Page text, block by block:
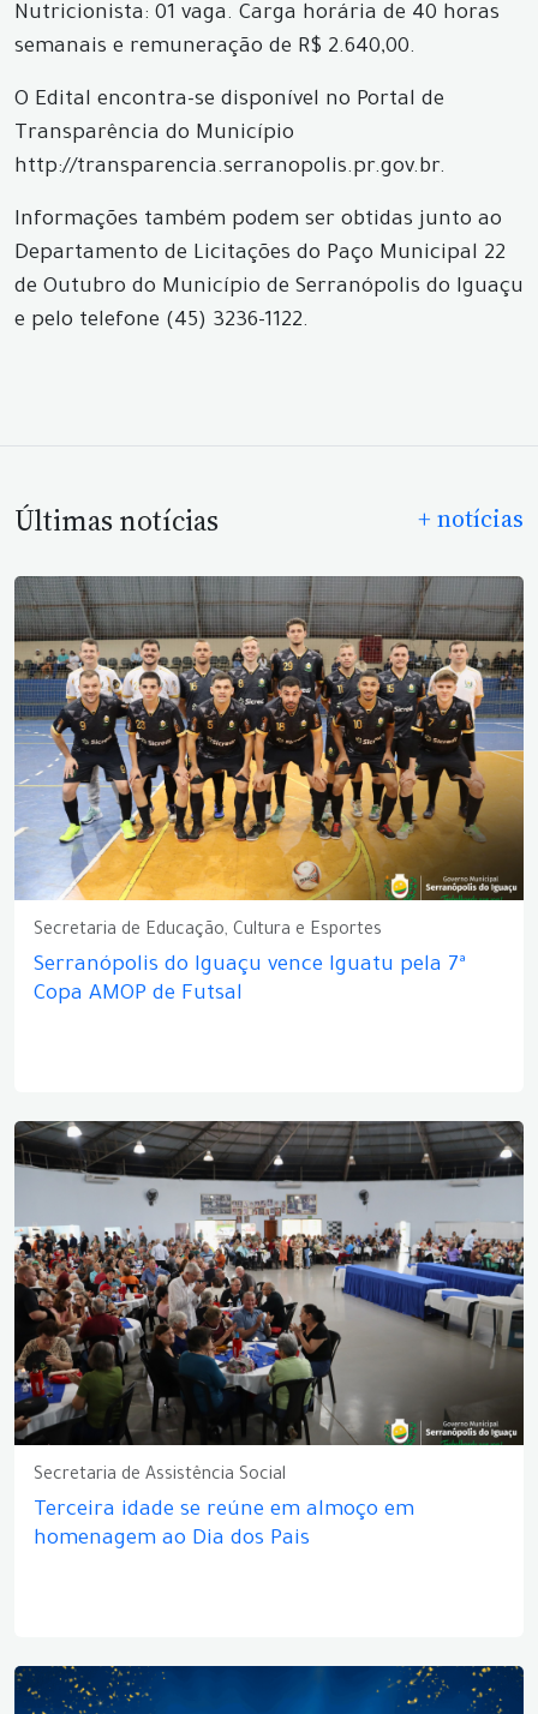
Nutricionista: 01 vaga. Carga horária de 40 horas
semanais e remuneração de R$ 2.640,00.
O Edital encontra-se disponível no Portal de
Transparência do Município
http://transparencia.serranopolis.pr.gov.br.
Informações também podem ser obtidas junto ao
Departamento de Licitações do Paço Municipal 22
de Outubro do Município de Serranópolis do Iguaçu
e pelo telefone (45) 3236-1122.
Últimas notícias + notícias
Secretaria de Educação, Cultura e Esportes
Serranópolis do Iguaçu vence Iguatu pela 7ª
Copa AMOP de Futsal
Secretaria de Assistência Social
Terceira idade se reúne em almoço em
homenagem ao Dia dos Pais